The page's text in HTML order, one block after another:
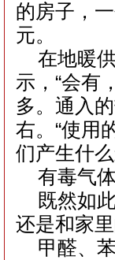
的房子，
元。
在地暖供
示，“会有
多。通入
右。“使用
们产生什
有毒气
既然如此
还是和家
甲醛、苯